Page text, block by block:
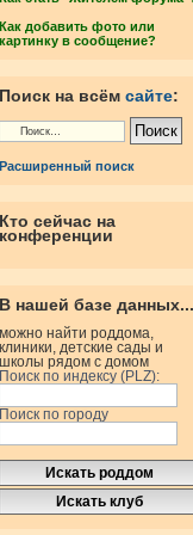
Как добавить фото или
картинку в сообщение?
Поиск на всём сайте:
Расширенный поиск
Кто сейчас на
конференции
В нашей базе данных...
можно найти роддома,
клиники, детские сады и
школы рядом с домом
Поиск по индексу (PLZ):
Поиск по городу